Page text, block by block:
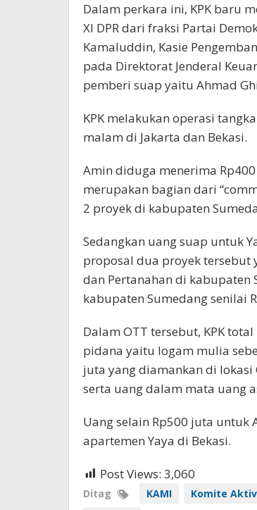
Dalam perkara ini, KPK baru
XI DPR dari fraksi Partai
Kamaluddin, Kasie
pada Direktorat Jenderal
pemberi suap yaitu Ahmad
KPK melakukan operasi
malam di Jakarta dan Bekasi.
Amin diduga menerima
merupakan bagian dari
2 proyek di kabupaten
Sedangkan uang suap untuk
proposal dua proyek tersebut
dan Pertanahan di kabupaten
kabupaten Sumedang senilai
Dalam OTT tersebut, KPK
pidana yaitu logam mulia
juta yang diamankan di
serta uang dalam mata uang
Uang selain Rp500 juta untuk
apartemen Yaya di Bekasi.
Post Views: 3,060
Ditag KAMI Komite